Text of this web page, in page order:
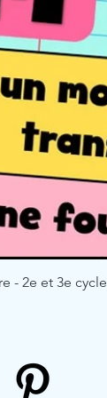
- 2e et 3e cycle